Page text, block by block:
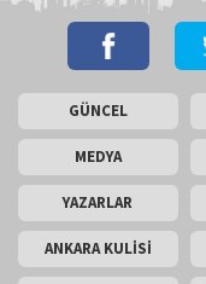
GÜNCEL
MEDYA
YAZARLAR
ANKARA KULİSİ